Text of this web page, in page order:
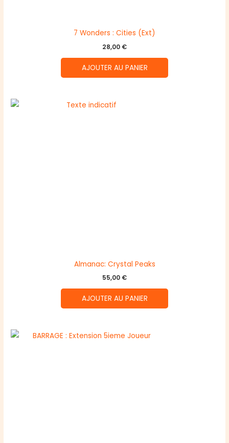
7 Wonders : Cities (Ext)
28,00 €
AJOUTER AU PANIER
Almanac: Crystal Peaks
55,00 €
AJOUTER AU PANIER